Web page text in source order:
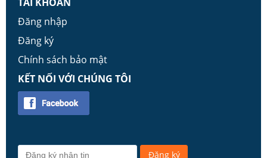
Đăng nhập
Đăng ký
Chính sách bảo mật
KẾT NỐI VỚI CHÚNG TÔI